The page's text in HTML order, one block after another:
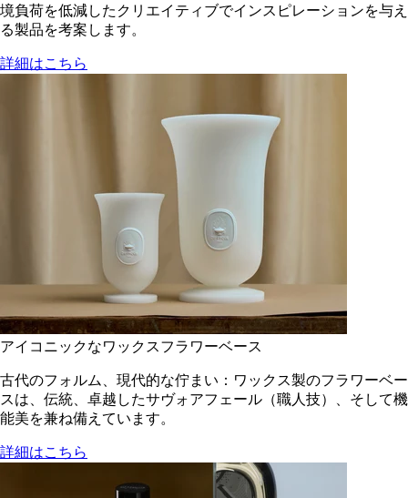
境負荷を低減した​クリエイティブでインスピレーションを与え
る製品を考案します。
詳細はこちら
アイコニックなワックスフラワーベース
古代のフォルム、現代的な佇まい：ワックス製のフラワーベー
スは、伝統、卓越したサヴォアフェール（職人技）、そして機
能美を兼ね備えています。
詳細はこちら